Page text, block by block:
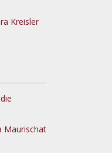
Kreisler
Maurischat